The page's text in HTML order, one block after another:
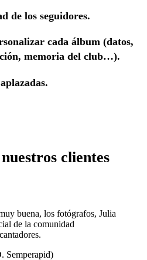
de los seguidores.
cada álbum (datos,
memoria del club…).
clientes
buena, los fotógrafos, Julia
de la comunidad
Semperapid)